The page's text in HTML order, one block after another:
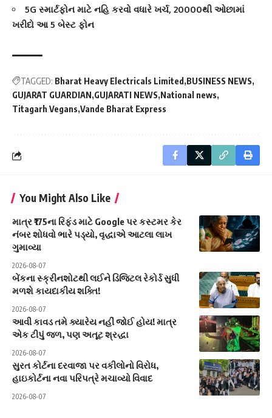
5G સ્માર્ટફોન માટે નહિ કરવો વધારે ખર્ચ, 20000થી ઓછામાં
ખરીદો આ 5 બેસ્ટ ફોન
TAGGED: Bharat Heavy Electricals Limited BUSINESS NEWS
GUJARAT GUARDIAN GUJARATI NEWS National news
Titagarh Vegans Vande Bharat Express
You Might Also Like
માત્ર ₹175ના રિફંડ માટે Google પર કસ્ટમર કેર
નંબર શોધવો ભારે પડ્યો, વૃદ્ધાએ આટલા લાખ
ગુમાવ્યા
2026-08-07
બેંકના સ્ક્રીનશોટથી લઈને ડિજિટલ રેકોર્ડ સુધી
મળશે કાયદાકીય શક્તિ!
2026-08-07
આવી કાવડ તમે ક્યારેય નહીં જોઈ હોય! માત્ર
એક ટીપું જળ, પણ અતૂટ શ્રદ્ધા
2026-08-07
સુરત કોર્ટના દરવાજા પર વકીલોનો વિરોધ,
હાઇકોર્ટના નવા પરિપત્રે મચાવ્યો વિવાદ
2026-08-07